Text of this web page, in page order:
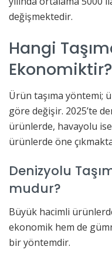
değişmektedir.
Hangi
Ekonomiktir?
Ürün taşıma yöntemi;
göre değişir. 2025’te
ürünlerde, havayolu
ürünlerde öne
Denizyolu
mudur?
Büyük hacimli
ekonomik hem de
bir yöntemdir.